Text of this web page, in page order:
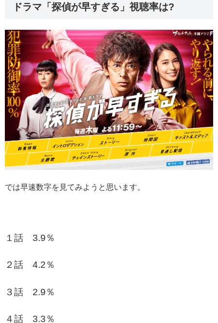
ドラマ「探偵が早すぎる」視聴率は?
では早速数字を見てみようと思います。
１話 3.9％
２話 4.2％
３話 2.9％
４話 3.3％